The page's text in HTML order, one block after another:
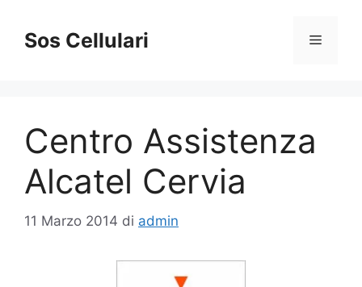
contenuto
Sos Cellulari Menu
Centro Assistenza
Alcatel Cervia
11 Marzo 2014 di admin